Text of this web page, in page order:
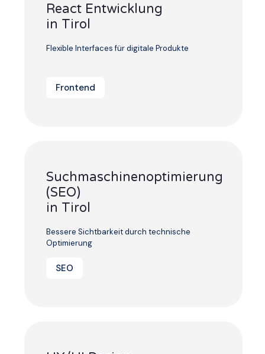
React Entwicklung
in Tirol
Flexible Interfaces für digitale Produkte
Frontend
Suchmaschinenoptimierung
(SEO)
in Tirol
Bessere Sichtbarkeit durch technische
Optimierung
SEO